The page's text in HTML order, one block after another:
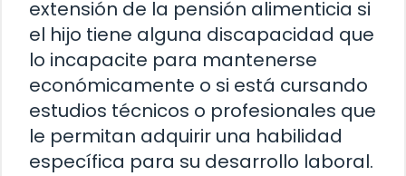
extensión de la pensión alimenticia si
el hijo tiene alguna discapacidad que
lo incapacite para mantenerse
económicamente o si está cursando
estudios técnicos o profesionales que
le permitan adquirir una habilidad
específica para su desarrollo laboral.